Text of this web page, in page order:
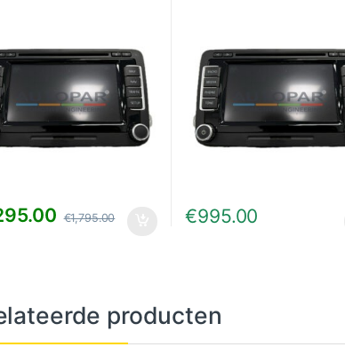
€1,795.00 €995.00
producten